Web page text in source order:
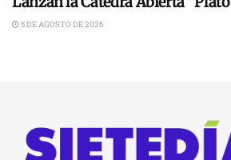
5 DE AGOSTO DE 2026